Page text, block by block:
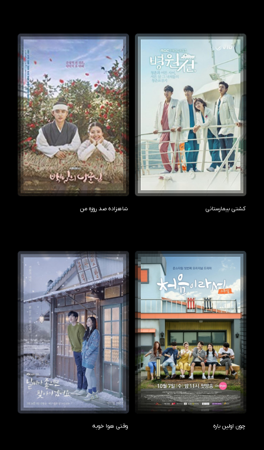
کشتی بیمارستانی شاهزاده صد روزه من
چون اولین باره وقتی هوا خوبه